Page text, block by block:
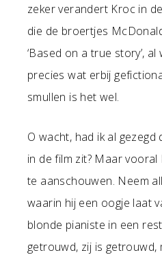
zeker verandert Kroc in
die de broertjes
‘Based on a true story’,
precies wat erbij
smullen is het wel.
O wacht, had ik al
in de film zit? Maar
te aanschouwen. Neem
waarin hij een oogje laat
blonde pianiste in een
getrouwd, zij is getrouwd,